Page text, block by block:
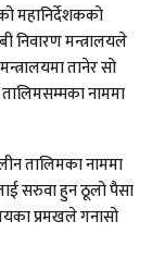
महानिर्देशकको
निवारण मन्त्रालयले
तानेर सो
नाममा
तालिमका नाममा
सरुवा हुन ठूलो पैसा
प्रमखले गनासो